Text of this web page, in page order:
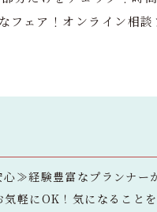
フェア！オンライン相
≫経験豊富なプランナー
軽にOK！気になること